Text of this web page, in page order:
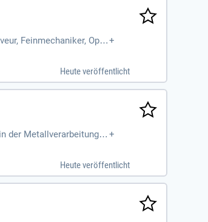
Feinmechaniker, Opti +
Heute veröffentlicht
der Metallverarbeitung
+
Heute veröffentlicht